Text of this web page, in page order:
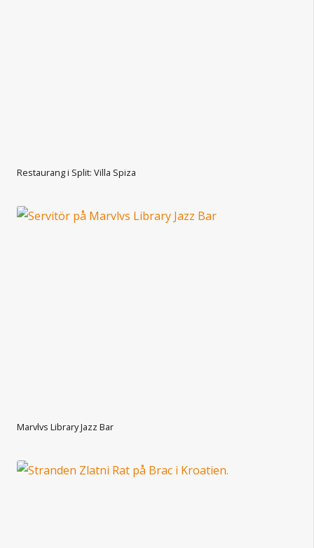
Restaurang i Split: Villa Spiza
Marvlvs Library Jazz Bar